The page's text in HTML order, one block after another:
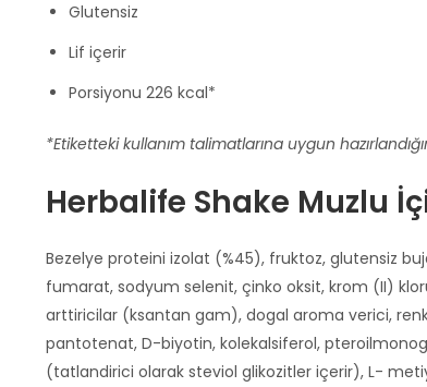
Glutensiz
Lif içerir
Porsiyonu 226 kcal*
*Etiketteki kullanım talimatlarına uygun
Herbalife Shake Muzlu
Bezelye proteini izolat (%45), fruktoz, glutensiz
fumarat, sodyum selenit, çinko oksit, krom (II)
arttiricilar (ksantan gam), dogal aroma verici,
pantotenat, D-biyotin, kolekalsiferol,
(tatlandirici olarak steviol glikozitler içerir), L-